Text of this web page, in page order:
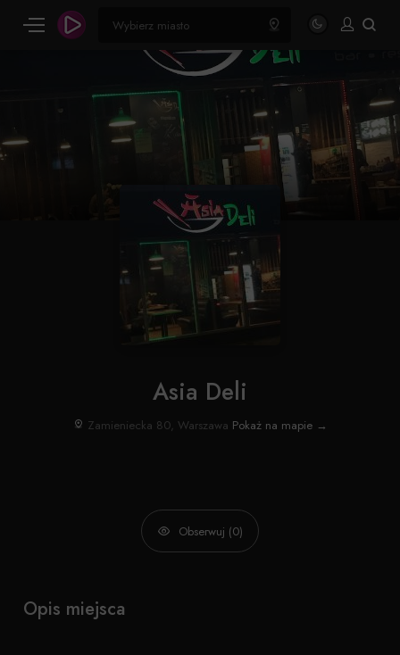
Asia Deli
Zamieniecka 80, Warszawa Pokaż na mapie →
Obserwuj (0)
Opis miejsca